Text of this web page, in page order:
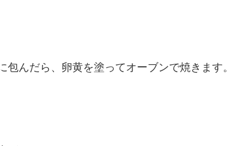
包んだら、卵黄を塗ってオーブンで焼きます